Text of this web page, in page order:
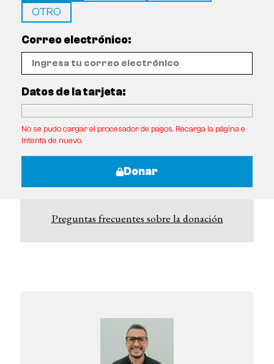
OTRO
Correo electrónico:
Datos de la tarjeta:
No se pudo cargar el procesador de pagos. Recarga la página e
intenta de nuevo.
Donar
Preguntas frecuentes sobre la donación